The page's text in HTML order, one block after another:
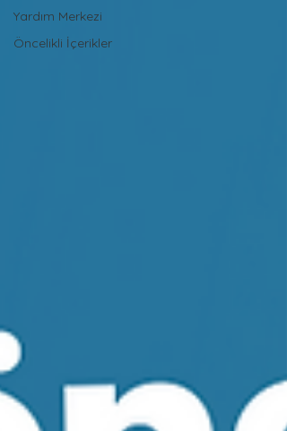
Yardım Merkezi
Öncelikli İçerikler